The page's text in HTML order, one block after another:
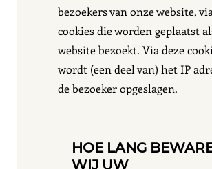
bezoekers van onze website, via
cookies die worden geplaatst
website bezoekt. Via deze
wordt (een deel van) het IP
de bezoeker opgeslagen.
HOE LANG
WIJ UW